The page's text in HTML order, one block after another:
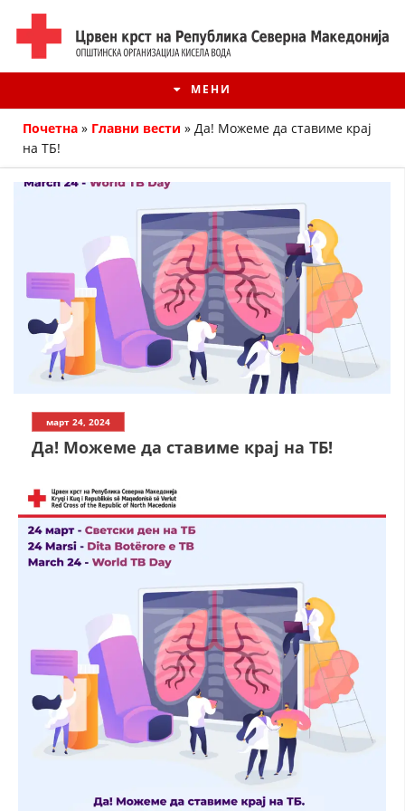
МЕНИ
ИСТОРИЈАТ НА ЦКРМ
ИСТОРИЈАТ НА ДВИЖЕЊЕТО
СТРУКТУРА НА ОРГАНИЗАЦИЈАТА
КОНТАКТ ИНФОРМАЦИИ
ЗАКОН ЗА ЦКРМ
СТАТУТ НА ЦКРМ
ОРГАНИЗАЦИЈА И РАЗВОЈ
РАКОВОДЕН ОДБОР
СТРУКТУРА И ОРГАНИЗАЦИОНА ПОСТАВЕНОСТ
Почетна » Главни вести » Да! Можеме да ставиме крај
на ТБ!
март 24, 2024
Да! Можеме да ставиме крај на ТБ!